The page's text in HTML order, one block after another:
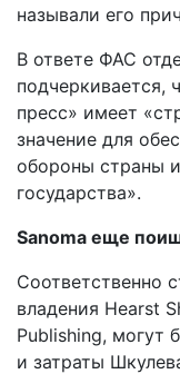
называли его
В ответе ФАС
подчеркивается,
пресс» имеет
значение для
обороны страны
государства».
Sanoma еще
Соответственно
владения Hearst
Publishing, могут
и затраты